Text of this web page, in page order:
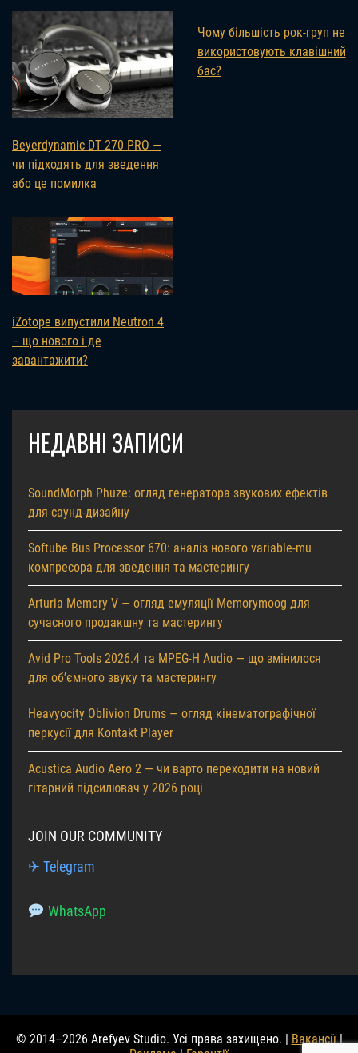
Beyerdynamic DT 270 PRO —
чи підходять для зведення
або це помилка
Чому більшість рок-груп не
використовують клавішний
бас?
iZotope випустили Neutron 4
– що нового і де
завантажити?
НЕДАВНІ ЗАПИСИ
SoundMorph Phuze: огляд генератора звукових ефектів
для саунд-дизайну
Softube Bus Processor 670: аналіз нового variable-mu
компресора для зведення та мастерингу
Arturia Memory V — огляд емуляції Memorymoog для
сучасного продакшну та мастерингу
Avid Pro Tools 2026.4 та MPEG-H Audio — що змінилося
для об’ємного звуку та мастерингу
Heavyocity Oblivion Drums — огляд кінематографічної
перкусії для Kontakt Player
Acustica Audio Aero 2 — чи варто переходити на новий
гітарний підсилювач у 2026 році
JOIN OUR COMMUNITY
✈ Telegram
WhatsApp
© 2014–2026 Arefyev Studio. Усі права захищено. | Вакансії|